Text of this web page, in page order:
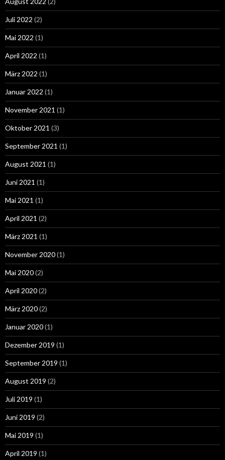
Juli 2022 (2)
Mai 2022 (1)
April 2022 (1)
März 2022 (1)
Januar 2022 (1)
November 2021 (1)
Oktober 2021 (3)
September 2021 (1)
August 2021 (1)
Juni 2021 (1)
Mai 2021 (1)
April 2021 (2)
März 2021 (1)
November 2020(1)
Mai 2020(2)
April 2020(2)
März 2020(2)
Januar 2020(1)
Dezember 2019 (1)
September 2019 (1)
August 2019 (2)
Juli 2019 (1)
Juni 2019 (2)
Mai 2019 (1)
April 2019 (1)